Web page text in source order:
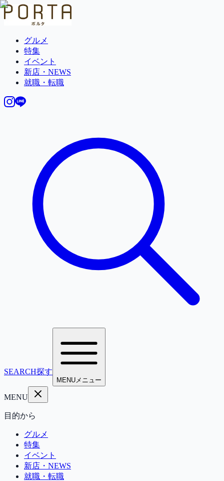
グルメ
特集
イベント
新店・NEWS
就職・転職
SEARCH探す
MENUメニュー
MENU
目的から
グルメ
特集
イベント
新店・NEWS
就職・転職